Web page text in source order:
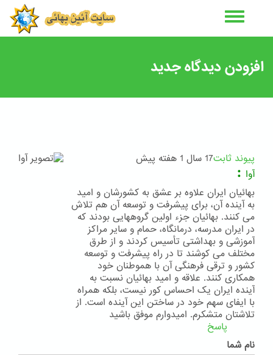
افزودن دیدگاه جدید
پیوند ثابت17 سال 1 هفته پیش
آوا :
بهائیان ایران علاوه بر عشق به کشورشان و امید
به آینده آن، برای پیشرفت و توسعه آن هم تلاش
می کنند. بهائیان جزء اولین گروههایی بودند که
در ایران مدرسه، درمانگاه، حمام و سایر مراکز
آموزشی و بهداشتی تأسیس کردند و از طرق
مختلف می کوشند تا در راه پیشرفت و توسعه
کشور و ترقی فرهنگی آن با هموطنان خود
همکاری کنند. علاقه و امید بهائیان نسبت به
آینده ایران یک احساس کور نیست، بلکه همراه
با ایفای سهم خود در ساختن این آینده است. از
تلاشتان متشکرم. امیدوارم موفق باشید
پاسخ
نام شما